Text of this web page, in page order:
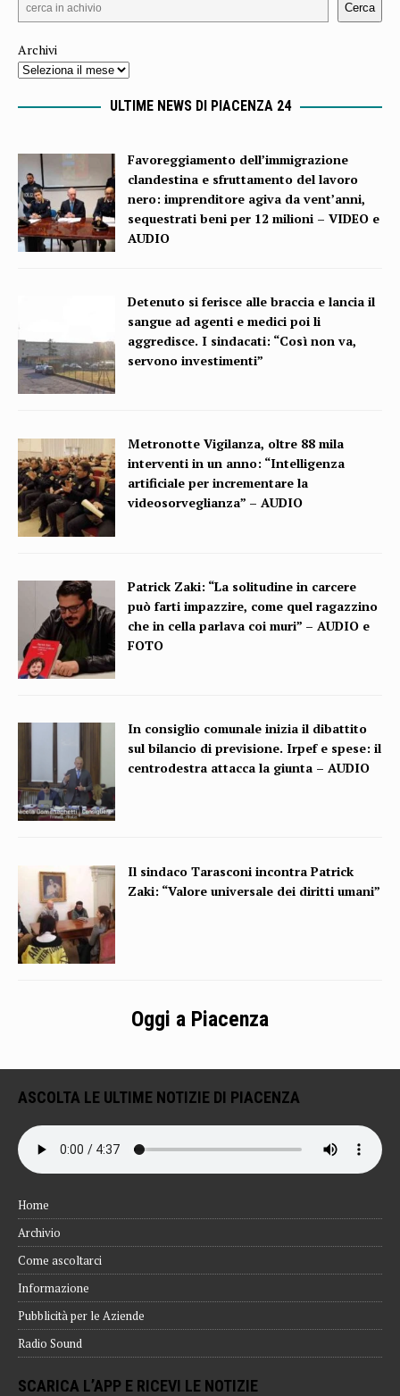
Cerca
Archivi
ULTIME NEWS DI PIACENZA 24
Favoreggiamento dell’immigrazione
clandestina e sfruttamento del lavoro
nero: imprenditore agiva da vent’anni,
sequestrati beni per 12 milioni – VIDEO e
AUDIO
Detenuto si ferisce alle braccia e lancia il
sangue ad agenti e medici poi li
aggredisce. I sindacati: “Così non va,
servono investimenti”
Metronotte Vigilanza, oltre 88 mila
interventi in un anno: “Intelligenza
artificiale per incrementare la
videosorveglianza” – AUDIO
Patrick Zaki: “La solitudine in carcere
può farti impazzire, come quel ragazzino
che in cella parlava coi muri” – AUDIO e
FOTO
In consiglio comunale inizia il dibattito
sul bilancio di previsione. Irpef e spese: il
centrodestra attacca la giunta – AUDIO
Il sindaco Tarasconi incontra Patrick
Zaki: “Valore universale dei diritti umani”
Oggi a Piacenza
ASCOLTA LE ULTIME NOTIZIE DI PIACENZA
Home
Archivio
Come ascoltarci
Informazione
Pubblicità per le Aziende
Radio Sound
SCARICA L’APP E RICEVI LE NOTIZIE